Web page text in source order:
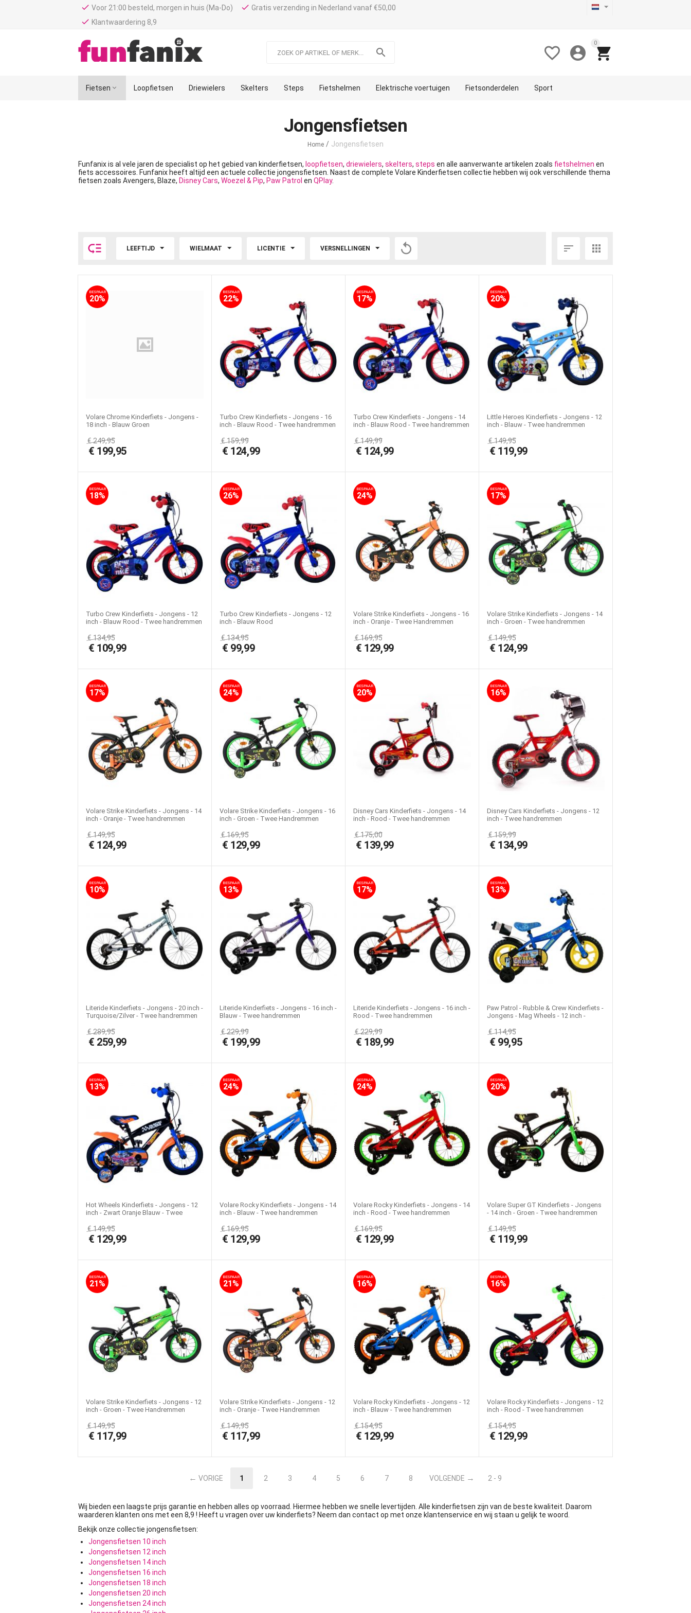
done Voor 21:00 besteld, morgen in huis (Ma-Do) done Gratis verzending in Nederland vanaf €50,00
done Klantwaardering 8,9

0



Fietsen  Loopfietsen Driewielers Skelters Steps Fietshelmen Elektrische voertuigen Fietsonderdelen Sport
Jongensfietsen
Home / Jongensfietsen
Funfanix is al vele jaren de specialist op het gebied van kinderfietsen, loopfietsen, driewielers, skelters, steps en alle aanverwante artikelen zoals fietshelmen en
fiets accessoires. Funfanix heeft altijd een actuele collectie jongensfietsen. Naast de complete Volare Kinderfietsen collectie hebben wij ook verschillende thema
fietsen zoals Avengers, Blaze, Disney Cars, Woezel & Pip, Paw Patrol en QPlay.
 LEEFTIJD WIELMAAT LICENTIE VERSNELLINGEN   
BESPAAR
20%
Volare Chrome Kinderfiets - Jongens -
18 inch - Blauw Groen
€249,95
€ 199,95
BESPAAR
22%
Turbo Crew Kinderfiets - Jongens - 16
inch - Blauw Rood - Twee handremmen
€159,99
€ 124,99
BESPAAR
17%
Turbo Crew Kinderfiets - Jongens - 14
inch - Blauw Rood - Twee handremmen
€149,99
€ 124,99
BESPAAR
20%
Little Heroes Kinderfiets - Jongens - 12
inch - Blauw - Twee handremmen
€149,95
€ 119,99
BESPAAR
18%
Turbo Crew Kinderfiets - Jongens - 12
inch - Blauw Rood - Twee handremmen
€134,95
€ 109,99
BESPAAR
26%
Turbo Crew Kinderfiets - Jongens - 12
inch - Blauw Rood
€134,95
€ 99,99
BESPAAR
24%
Volare Strike Kinderfiets - Jongens - 16
inch - Oranje - Twee Handremmen
€169,95
€ 129,99
BESPAAR
17%
Volare Strike Kinderfiets - Jongens - 14
inch - Groen - Twee handremmen
€149,95
€ 124,99
BESPAAR
17%
Volare Strike Kinderfiets - Jongens - 14
inch - Oranje - Twee handremmen
€149,95
€ 124,99
BESPAAR
24%
Volare Strike Kinderfiets - Jongens - 16
inch - Groen - Twee Handremmen
€169,95
€ 129,99
BESPAAR
20%
Disney Cars Kinderfiets - Jongens - 14
inch - Rood - Twee handremmen
€175,00
€ 139,99
BESPAAR
16%
Disney Cars Kinderfiets - Jongens - 12
inch - Twee handremmen
€159,99
€ 134,99
BESPAAR
10%
Literide Kinderfiets - Jongens - 20 inch -
Turquoise/Zilver - Twee handremmen
€289,95
€ 259,99
BESPAAR
13%
Literide Kinderfiets - Jongens - 16 inch -
Blauw - Twee handremmen
€229,99
€ 199,99
BESPAAR
17%
Literide Kinderfiets - Jongens - 16 inch -
Rood - Twee handremmen
€229,99
€ 189,99
BESPAAR
13%
Paw Patrol - Rubble & Crew Kinderfiets -
Jongens - Mag Wheels - 12 inch -
€114,95
€ 99,95
BESPAAR
13%
Hot Wheels Kinderfiets - Jongens - 12
inch - Zwart Oranje Blauw - Twee
€149,95
€ 129,99
BESPAAR
24%
Volare Rocky Kinderfiets - Jongens - 14
inch - Blauw - Twee handremmen
€169,95
€ 129,99
BESPAAR
24%
Volare Rocky Kinderfiets - Jongens - 14
inch - Rood - Twee handremmen
€169,95
€ 129,99
BESPAAR
20%
Volare Super GT Kinderfiets - Jongens
- 14 inch - Groen - Twee handremmen
€149,95
€ 119,99
BESPAAR
21%
Volare Strike Kinderfiets - Jongens - 12
inch - Groen - Twee Handremmen
€149,95
€ 117,99
BESPAAR
21%
Volare Strike Kinderfiets - Jongens - 12
inch - Oranje - Twee Handremmen
€149,95
€ 117,99
BESPAAR
16%
Volare Rocky Kinderfiets - Jongens - 12
inch - Blauw - Twee handremmen
€154,95
€ 129,99
BESPAAR
16%
Volare Rocky Kinderfiets - Jongens - 12
inch - Rood - Twee handremmen
€154,95
€ 129,99
VORIGE 1 2 3 4 5 6 7 8 VOLGENDE 2 - 9
Wij bieden een laagste prijs garantie en hebben alles op voorraad. Hiermee hebben we snelle levertijden. Alle kinderfietsen zijn van de beste kwaliteit. Daarom
waarderen klanten ons met een 8,9 ! Heeft u vragen over uw kinderfiets? Neem dan contact op met onze klantenservice en wij staan u gelijk te woord.
Bekijk onze collectie jongensfietsen:
Jongensfietsen 10 inch
Jongensfietsen 12 inch
Jongensfietsen 14 inch
Jongensfietsen 16 inch
Jongensfietsen 18 inch
Jongensfietsen 20 inch
Jongensfietsen 24 inch